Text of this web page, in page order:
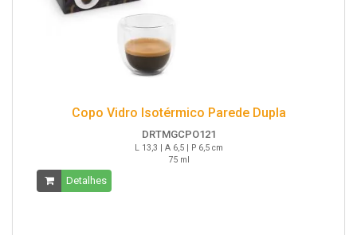
Copo Vidro Isotérmico Parede Dupla
DRTMGCPO121
L 13,3 | A 6,5 | P 6,5 cm
75 ml
Detalhes